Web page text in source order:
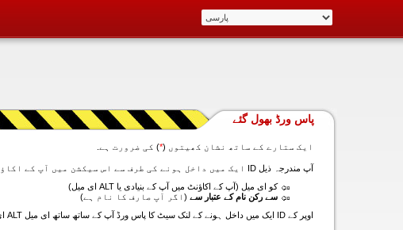
پاس ورڈ بھول گئے
ایک ستارے کے ساتھ نشان کھیتوں (*) کی ضرورت ہے.
آپ مندرجہ ذیل ID ایک میں داخل ہونے کی طرف سے اس سیکشن میں آپ کے اکاؤنٹ کا پاس ورڈ حاصل کر سکتے ہیں:
کو ای میل (آپ کے اکاؤنٹ میں آپ کے بنیادی یا ALT ای میل)
سے رکن نام کے عتبار سے (اگر آپ صارف کا نام ہے)
اوپر کے ID ایک میں داخل ہونے کے لنک سیٹ کا پاس ورڈ آپ کے ساتھ ساتھ ای میل ALT ای میل بھیج دیں گے.